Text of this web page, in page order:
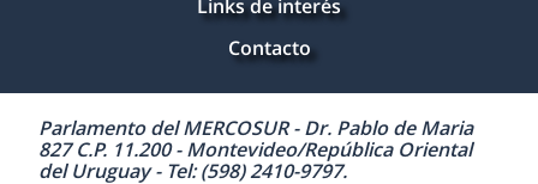
Links de interés
Contacto
Parlamento del MERCOSUR - Dr. Pablo de Maria
827 C.P. 11.200 - Montevideo/República Oriental
del Uruguay - Tel: (598) 2410-9797.